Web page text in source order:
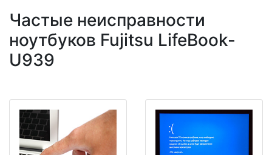
Частые неисправности
ноутбуков Fujitsu LifeBook-
U939